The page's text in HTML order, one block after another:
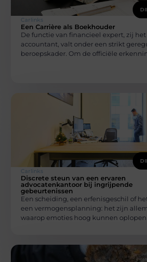
Carlinks
Een Carrière als Boekhouder
De functie van financieel expert, zij
accountant, valt onder een strikt
beroepskader. Om de officiële
Carlinks
Discrete steun van een ervaren
advocatenkantoor bij ingrijpende
gebeurtenissen
Een scheiding, een erfenisgeschil of
een vermogensplanning: het zijn
waarop emoties hoog kunnen oplopen